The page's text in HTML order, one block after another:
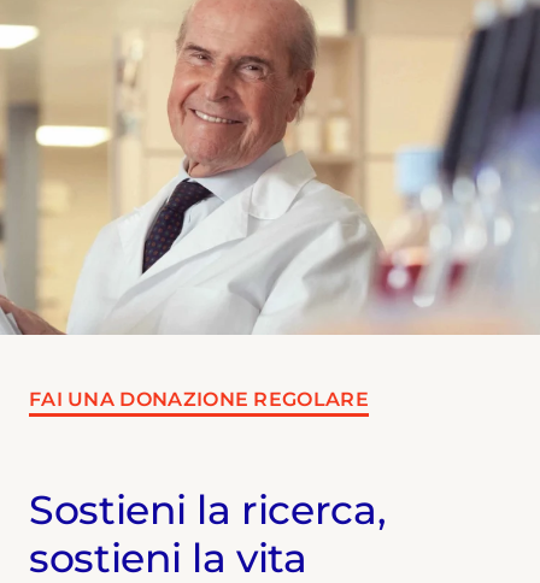
FAI UNA DONAZIONE REGOLARE
Sostieni la ricerca,
sostieni la vita